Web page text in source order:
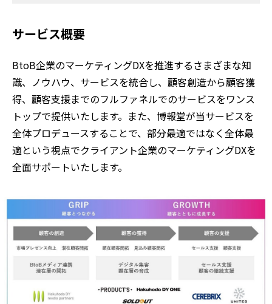
サービス概要
BtoB企業のマーケティングDXを推進するさまざまな知
識、ノウハウ、サービスを統合し、顧客創造から顧客獲
得、顧客支援までのフルファネルでのサービスをワンス
トップで提供いたします。また、博報堂が当サービスを
全体プロデュースすることで、部分最適ではなく全体最
適という視点でクライアント企業のマーケティングDXを
全面サポートいたします。​